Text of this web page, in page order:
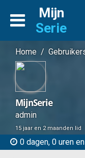
Mijn
Serie
Home /
MijnSerie
admin
15 jaar en 2 maanden lid
0 dagen, 0 uren